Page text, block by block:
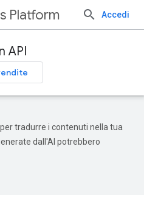
Platform Accedi
API
tradurre i contenuti nella tua
dall'AI potrebbero